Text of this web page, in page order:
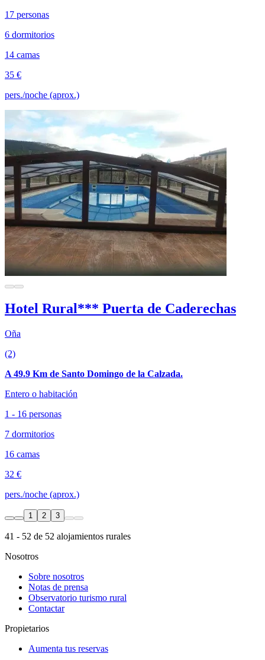
17 personas
6 dormitorios
14 camas
35 €
pers./noche (aprox.)
Hotel Rural*** Puerta de Caderechas
Oña
(2)
A 49.9 Km de Santo Domingo de la Calzada.
Entero o habitación
1 - 16 personas
7 dormitorios
16 camas
32 €
pers./noche (aprox.)
1 2 3
41 - 52 de 52 alojamientos rurales
Nosotros
Sobre nosotros
Notas de prensa
Observatorio turismo rural
Contactar
Propietarios
Aumenta tus reservas